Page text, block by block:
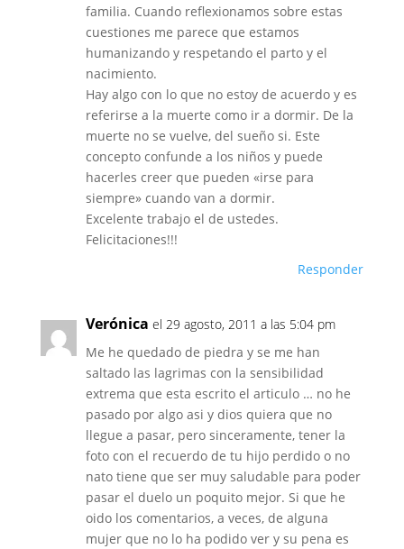
familia. Cuando reflexionamos sobre estas
cuestiones me parece que estamos
humanizando y respetando el parto y el
nacimiento.
Hay algo con lo que no estoy de acuerdo y es
referirse a la muerte como ir a dormir. De la
muerte no se vuelve, del sueño si. Este
concepto confunde a los niños y puede
hacerles creer que pueden «irse para
siempre» cuando van a dormir.
Excelente trabajo el de ustedes.
Felicitaciones!!!
Responder
Verónica el 29 agosto, 2011 a las 5:04 pm
Me he quedado de piedra y se me han
saltado las lagrimas con la sensibilidad
extrema que esta escrito el articulo … no he
pasado por algo asi y dios quiera que no
llegue a pasar, pero sinceramente, tener la
foto con el recuerdo de tu hijo perdido o no
nato tiene que ser muy saludable para poder
pasar el duelo un poquito mejor. Si que he
oido los comentarios, a veces, de alguna
mujer que no lo ha podido ver y su pena es